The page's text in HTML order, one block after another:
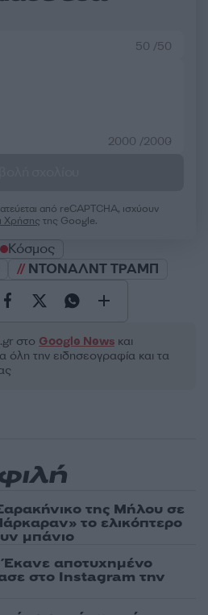
50 /50
2000 /2000
από reCAPTCHA, ισχύουν
Χρήσης της Google.
Κόσμος
ΝΤΟΝΑΛΝΤ ΤΡΑΜΠ
στο Google News και
όλη την ειδησεογραφία και τα
της Μήλου σε
το ελικόπτερο
μπάνιο
Έκανε αποτυχημένο
στο Instagram την